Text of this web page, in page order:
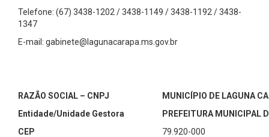
Telefone: (67) 3438-1202 / 3438-1149 / 3438-1192 / 3438-
1347
E-mail: gabinete@lagunacarapa.ms.gov.br
RAZÃO SOCIAL – CNPJ
MUNICÍPIO DE LAGUNA
Entidade/Unidade Gestora
PREFEITURA MUNICIPAL
CEP
79.920-000